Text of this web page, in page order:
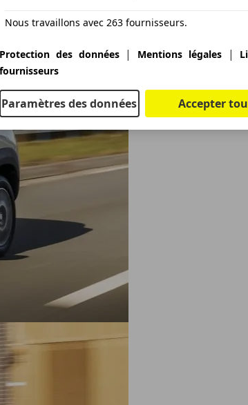
Nous travaillons avec 263 fournisseurs.
Protection des données| Mentions légales|
fournisseurs
Paramètres des données Accepter